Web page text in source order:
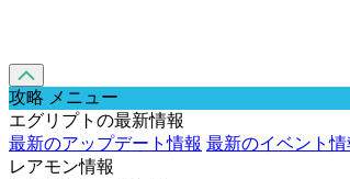
攻略 メニュー
エグリプトの最新情報
最新のアップデート情報 最新のイベント情
レアモン情報